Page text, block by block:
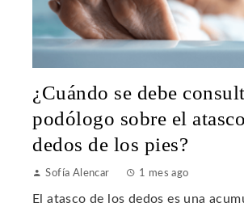
¿Cuándo se debe
podólogo sobre el
dedos de los pies?
Sofía Alencar 1 mes ago
El atasco de los dedos es una